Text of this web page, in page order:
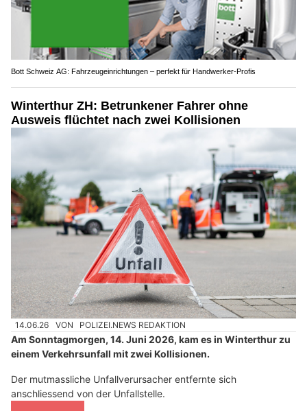
Bott Schweiz AG: Fahrzeugeinrichtungen – perfekt für Handwerker-Profis
Winterthur ZH: Betrunkener Fahrer ohne
Ausweis flüchtet nach zwei Kollisionen
14.06.26 VON POLIZEI.NEWS REDAKTION
Am Sonntagmorgen, 14. Juni 2026, kam es in Winterthur zu
einem Verkehrsunfall mit zwei Kollisionen.
Der mutmassliche Unfallverursacher entfernte sich
anschliessend von der Unfallstelle.